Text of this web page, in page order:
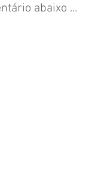
abaixo ...